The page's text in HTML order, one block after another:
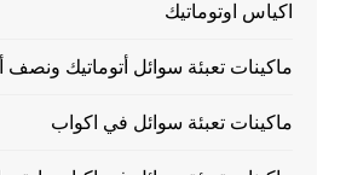
اكياس اوتوماتيك
ماكينات تعبئة سوائل أتوماتيك ونصف
ماكينات تعبئة سوائل في اكواب